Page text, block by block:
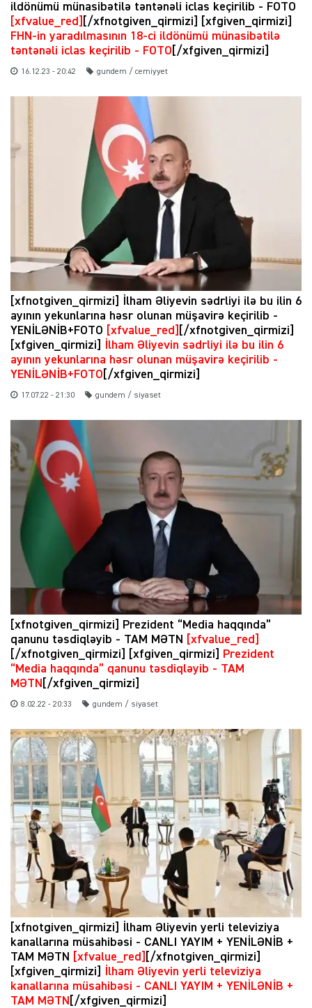
ildönümü münasibətilə təntənəli iclas keçirilib - FOTO
[xfvalue_red]
[/xfnotgiven_qirmizi] [xfgiven_qirmizi]
FHN-in yaradılmasının 18-ci ildönümü münasibətilə
təntənəli iclas keçirilib - FOTO [/xfgiven_qirmizi]
16.12.23 - 20:42 gundem / cemiyyet
[xfnotgiven_qirmizi] İlham Əliyevin sədrliyi ilə bu ilin 6
ayının yekunlarına həsr olunan müşavirə keçirilib -
YENİLƏNİB+FOTO
[xfvalue_red]
[/xfnotgiven_qirmizi]
[xfgiven_qirmizi]
İlham Əliyevin sədrliyi ilə bu ilin 6
ayının yekunlarına həsr olunan müşavirə keçirilib -
YENİLƏNİB+FOTO [/xfgiven_qirmizi]
17.07.22 - 21:30 gundem / siyaset
[xfnotgiven_qirmizi] Prezident “Media haqqında”
qanunu təsdiqləyib - TAM MƏTN
[xfvalue_red]
[/xfnotgiven_qirmizi] [xfgiven_qirmizi]
Prezident
“Media haqqında” qanunu təsdiqləyib - TAM
MƏTN
[/xfgiven_qirmizi]
8.02.22 - 20:33 gundem / siyaset
[xfnotgiven_qirmizi] İlham Əliyevin yerli televiziya
kanallarına müsahibəsi - CANLI YAYIM + YENİLƏNİB +
TAM MƏTN
[xfvalue_red]
[/xfnotgiven_qirmizi]
[xfgiven_qirmizi]
İlham Əliyevin yerli televiziya
kanallarına müsahibəsi - CANLI YAYIM + YENİLƏNİB +
TAM MƏTN [/xfgiven_qirmizi]